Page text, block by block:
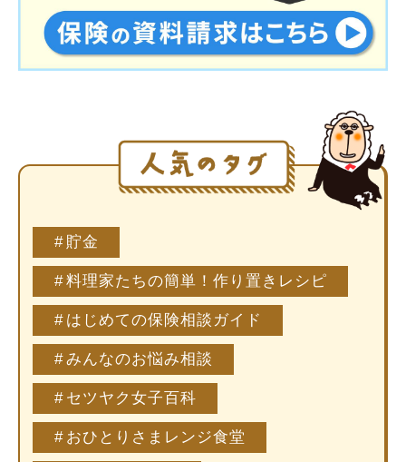
貯金
料理家たちの簡単！作り置きレシピ
はじめての保険相談ガイド
みんなのお悩み相談
セツヤク女子百科
おひとりさまレンジ食堂